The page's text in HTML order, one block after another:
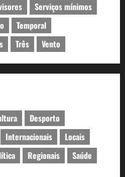
Serviços mínimos
Temporal
Três Vento
Desporto
Internacionais
Locais
Regionais
Saúde